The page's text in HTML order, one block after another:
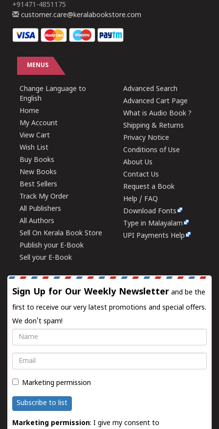
+91471-4851175
customer.care@keralabookstore.com
MENUS
Change Language to
English
Home
My Account
View Cart
Wish List
Buy Books
New Books
Best Sellers
Track My Order
All Publishers
All Authors
Sell On Kerala Book Store
Publish your E-Book
Sell your E-Book
Advanced Search
Advanced Cart Page
What is Audio Book ?
Shipping & Returns
Privacy Notice
Conditions of Use
About Us
Contact Us
Request a Book
Help / FAQ
Download Fonts
Type in Malayalam
UPI Payments Help
Sign Up for Our Weekly Newsletter and be the
first to receive our very latest promotions and special offers.
We don't spam!
Name
Email
Marketing permission
Subscribe to list
Marketing permission: I give my consent to